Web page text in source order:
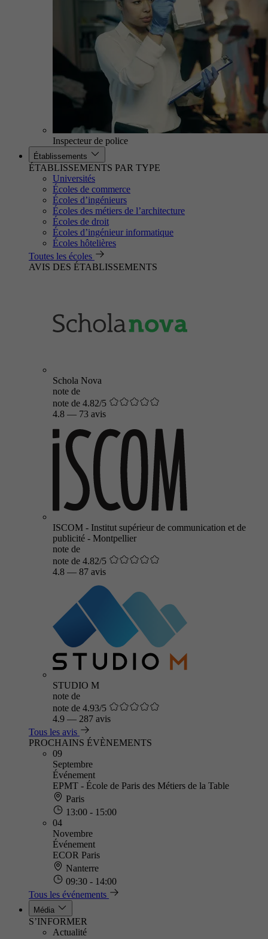
Inspecteur de police
Établissements
ÉTABLISSEMENTS PAR TYPE
Universités
Écoles de commerce
Écoles d’ingénieurs
Écoles des métiers de l’architecture
Écoles de droit
Écoles d’ingénieur informatique
Écoles hôtelières
Toutes les écoles
AVIS DES ÉTABLISSEMENTS
Schola Nova
note de
note de 4.82/5
4.8 — 73 avis
ISCOM - Institut supérieur de communication et de
publicité - Montpellier
note de
note de 4.82/5
4.8 — 87 avis
STUDIO M
note de
note de 4.93/5
4.9 — 287 avis
Tous les avis
PROCHAINS ÉVÈNEMENTS
09
Septembre
Événement
EPMT - École de Paris des Métiers de la Table
Paris
13:00 - 15:00
04
Novembre
Événement
ECOR Paris
Nanterre
09:30 - 14:00
Tous les événements
Média
S’INFORMER
Actualité